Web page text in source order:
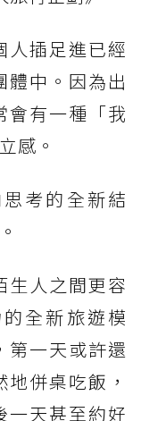
人插足進已經
體中。因為出
會有一種「我
感。
考的全新結
生人之間更容
全新旅遊模
第一天或許還
併桌吃飯，
一天甚至約好